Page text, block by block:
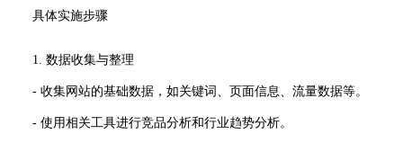
具体实施步骤
1. 数据收集与整理
- 收集网站的基础数据，如关键词、页面信息、流量数据等。
- 使用相关工具进行竞品分析和行业趋势分析。